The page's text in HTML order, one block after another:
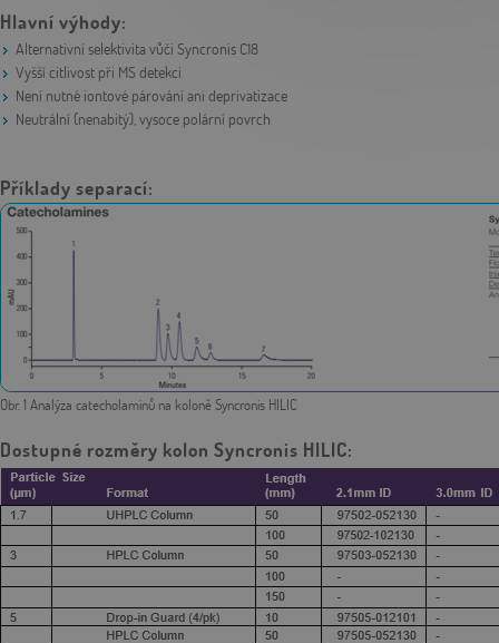
Hlavní výhody:
Alternativní selektivita vůči Syncronis C18
Vyšší citlivost při MS detekci
Není nutné iontové párování ani deprivatizace
Neutrální (nenabitý), vysoce polární povrch
Příklady separací:
Obr. 1 Analýza catecholaminů na koloně Syncronis HILIC
Dostupné rozměry kolon Syncronis HILIC: